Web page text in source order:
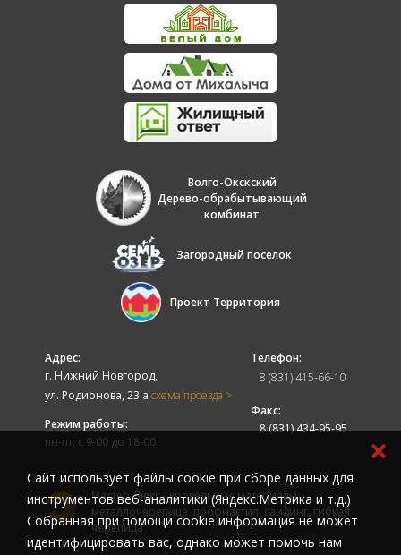
Волго-Окскский
Дерево-обрабытывающий
комбинат
Загородный поселок
Проект Территория
Адрес:
г. Нижний Новгород,
ул. Родионова, 23 а схема проезда >
Режим работы:
пн-пт: с 9-00 до 18-00
Телефон:
8 (831) 415-66-10
Факс:
8 (831) 434-95-95
Мастер-Люкс - кровельные материалы:
металлочерепица, профнастил, сайдинг, гибкая
черепица
Cайт использует файлы cookie при сборе данных для
инструментов веб-аналитики (Яндекс.Метрика и т.д.)
Собранная при помощи cookie информация не может
идентифицировать вас, однако может помочь нам